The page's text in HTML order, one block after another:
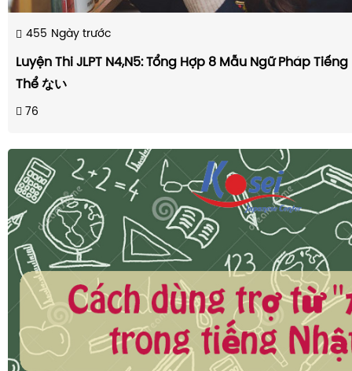
455 Ngày trước
Luyện Thi JLPT N4,N5: Tổng Hợp 8 Mẫu Ngữ Pháp
Thể ない
76